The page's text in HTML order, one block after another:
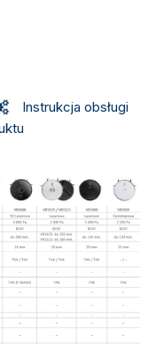
Instrukcja obsługi